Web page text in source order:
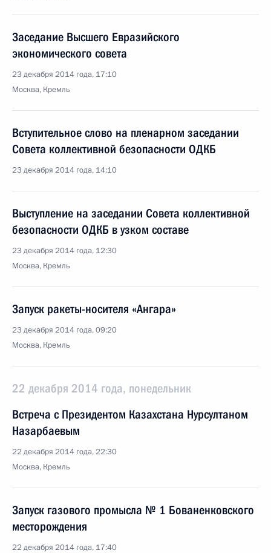
Заседание Высшего Евразийского
экономического совета
23 декабря 2014 года, 17:10
Москва, Кремль
Вступительное слово на пленарном заседании
Совета коллективной безопасности ОДКБ
23 декабря 2014 года, 14:10
Выступление на заседании Совета коллективной
безопасности ОДКБ в узком составе
23 декабря 2014 года, 12:30
Москва, Кремль
Запуск ракеты-носителя «Ангара»
23 декабря 2014 года, 09:20
Москва, Кремль
22 декабря 2014 года, понедельник
Встреча с Президентом Казахстана Нурсултаном
Назарбаевым
22 декабря 2014 года, 22:30
Москва, Кремль
Запуск газового промысла № 1 Бованенковского
месторождения
22 декабря 2014 года, 17:40